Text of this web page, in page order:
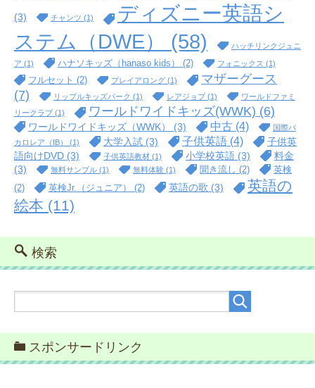
(3) チャンツ (1)
ディズニー英語シ
ステム（DWE）
(58) ハッチリンクジュニ
ア (1) ハナソキッズ（hanaso kids） (2) フォニックス (1)
フルセット (2) プレイアロング (1)
マザーグース
(7)
リップルキッズパーク (1) レアジョブ (1)
ワールドファミ
リークラブ (1) ワールドワイドキッズ(WWK) (6)
ワールドワイドキッズ（WWK） (3) 中古 (4)
国際バ
カロレア（IB）
(1) 大学入試 (3) 子供英語 (4)
子供英
語向けDVD (3) 子供英語教材 (1) 小学校英語 (3)
料金
(3)
無料サンプル (1) 無料体験 (1) 聞き流し (2)
英検
(2)
英検Jr.（ジュニア） (2) 英語の歌 (3)
英語の
絵本 (11)
検索
スポンサードリンク